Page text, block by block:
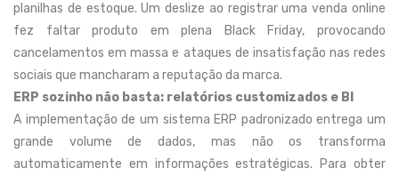
planilhas de estoque. Um deslize ao registrar uma venda online
fez faltar produto em plena Black Friday, provocando
cancelamentos em massa e ataques de insatisfação nas redes
sociais que mancharam a reputação da marca.
ERP sozinho não basta: relatórios customizados e BI
A implementação de um sistema ERP padronizado entrega um
grande volume de dados, mas não os transforma
automaticamente em informações estratégicas. Para obter